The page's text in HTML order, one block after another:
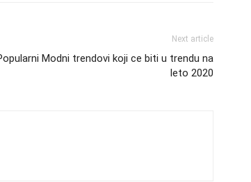
Next article
Modni trendovi koji ce biti u trendu na
leto 2020